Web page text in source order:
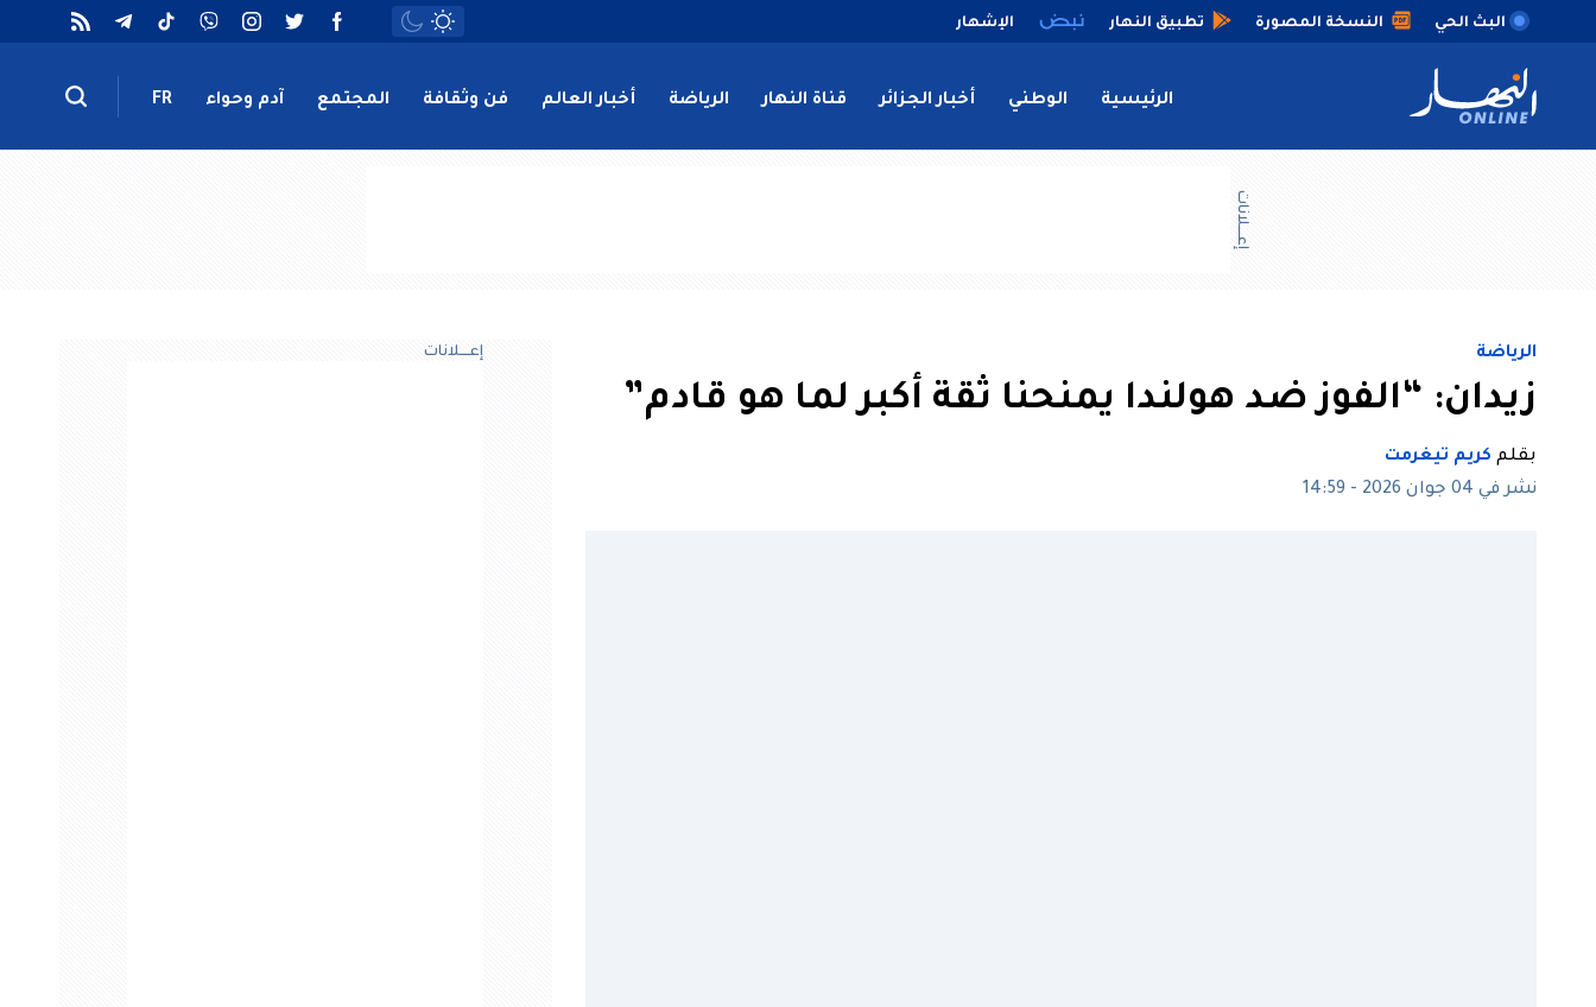
البث الحي النسخة المصورة تطبيق النهار الإشهار
الرئيسية الوطني أخبار الجزائر قناة النهار الرياضة أخبار العالم فن وثقافة المجتمع آدم وحواء FR
إعــــلانات
الرياضة
زيدان: “الفوز ضد هولندا يمنحنا ثقة أكبر لما هو قادم”
بقلم كريم تيغرمت
نشر في 04 جوان 2026 - 14:59
إعــــلانات